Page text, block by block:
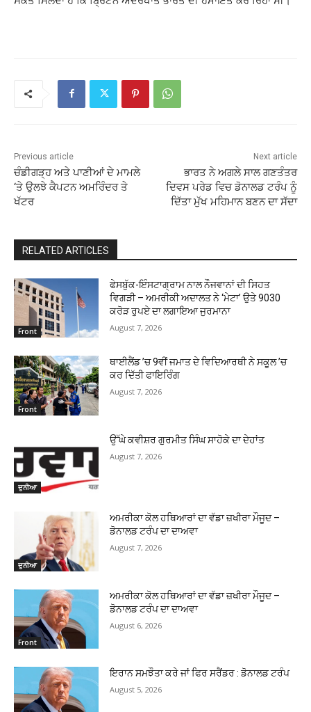
Previous article
ਚੰਡੀਗੜ੍ਹ ਅਤੇ ਪਾਣੀਆਂ ਦੇ ਮਾਮਲੇ
‘ਤੇ ਉਲਝੇ ਕੈਪਟਨ ਅਮਰਿੰਦਰ ਤੇ
ਖੱਟਰ
Next article
ਭਾਰਤ ਨੇ ਅਗਲੇ ਸਾਲ ਗਣਤੰਤਰ
ਦਿਵਸ ਪਰੇਡ ਵਿਚ ਡੋਨਾਲਡ ਟਰੰਪ ਨੂੰ
ਦਿੱਤਾ ਮੁੱਖ ਮਹਿਮਾਨ ਬਣਨ ਦਾ ਸੱਦਾ
RELATED ARTICLES
Front
ਫੇਸਬੁੱਕ-ਇੰਸਟਾਗ੍ਰਾਮ ਨਾਲ ਨੌਜਵਾਨਾਂ ਦੀ ਸਿਹਤ
ਵਿਗੜੀ – ਅਮਰੀਕੀ ਅਦਾਲਤ ਨੇ ‘ਮੇਟਾ’ ਉਤੇ 9030
ਕਰੋੜ ਰੁਪਏ ਦਾ ਲਗਾਇਆ ਜੁਰਮਾਨਾ
August 7, 2026
Front
ਥਾਈਲੈਂਡ ’ਚ 9ਵੀਂ ਜਮਾਤ ਦੇ ਵਿਦਿਆਰਥੀ ਨੇ ਸਕੂਲ ’ਚ
ਕਰ ਦਿੱਤੀ ਫਾਇਰਿੰਗ
August 7, 2026
ਦੁਨੀਆ
ਉੱਘੇ ਕਵੀਸ਼ਰ ਗੁਰਮੀਤ ਸਿੰਘ ਸਾਹੋਕੇ ਦਾ ਦੇਹਾਂਤ
August 7, 2026
ਦੁਨੀਆ
ਅਮਰੀਕਾ ਕੋਲ ਹਥਿਆਰਾਂ ਦਾ ਵੱਡਾ ਜ਼ਖੀਰਾ ਮੌਜੂਦ –
ਡੋਨਾਲਡ ਟਰੰਪ ਦਾ ਦਾਅਵਾ
August 7, 2026
Front
ਅਮਰੀਕਾ ਕੋਲ ਹਥਿਆਰਾਂ ਦਾ ਵੱਡਾ ਜ਼ਖੀਰਾ ਮੌਜੂਦ –
ਡੋਨਾਲਡ ਟਰੰਪ ਦਾ ਦਾਅਵਾ
August 6, 2026
ਇਰਾਨ ਸਮਝੌਤਾ ਕਰੇ ਜਾਂ ਫਿਰ ਸਰੈਂਡਰ : ਡੋਨਾਲਡ ਟਰੰਪ
August 5, 2026